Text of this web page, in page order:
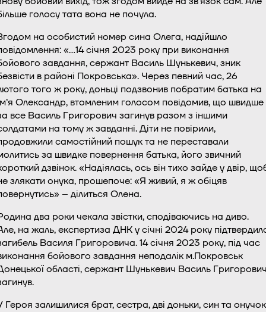
голосу тата вона не почула.
на особистий номер сина Олега, надійшло
«…14 січня 2023 року при виконання
завдання, сержант Василь Шунькевич, зник
в районі Покровська». Через певний час, 26
того ж року, доньці подзвонив побратим батька на
Олександр, втомленим голосом повідомив, що швидше
все Василь Григорович загинув разом з іншими
на тому ж завданні. Діти не повірили,
самостійний пошук та не переставали
за швидке повернення батька, його звичний
дзвінок. «Надіялась, ось він тихо зайде у двір,
злякати онука, прошепоче: «Я живий, я ж обіцяв
– ділиться Олена.
два роки чекала звістки, сподіваючись на диво.
на жаль, експертиза ДНК у січні 2024 року
Василя Григоровича. 14 січня 2023 року, під час
бойового завдання неподалік м.Покровськ
області, сержант Шунькевич Василь
Героя залишилися брат, сестра, дві доньки, син та